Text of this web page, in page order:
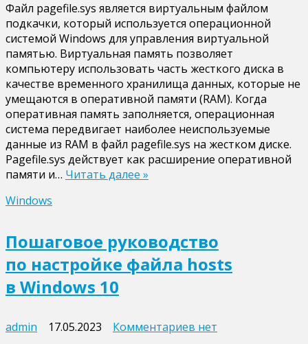
Pagefile.sys
-
файл
подкачки
в
Windows:
как
уменьшить
размер,
переместить
и
Файл pagefile.sys является виртуальным файлом
подкачки, который используется операционной
системой Windows для управления виртуальной
памятью. Виртуальная память позволяет
компьютеру использовать часть жесткого диска в
качестве временного хранилища данных, которые не
умещаются в оперативной памяти (RAM). Когда
оперативная память заполняется, операционная
система передвигает наиболее неиспользуемые
данные из RAM в файл pagefile.sys на жестком диске.
Pagefile.sys действует как расширение оперативной
памяти и… Читать далее »
Windows
Пошаговое руководство
по настройке файла hosts
в Windows 10
admin 17.05.2023 Комментариев кнет